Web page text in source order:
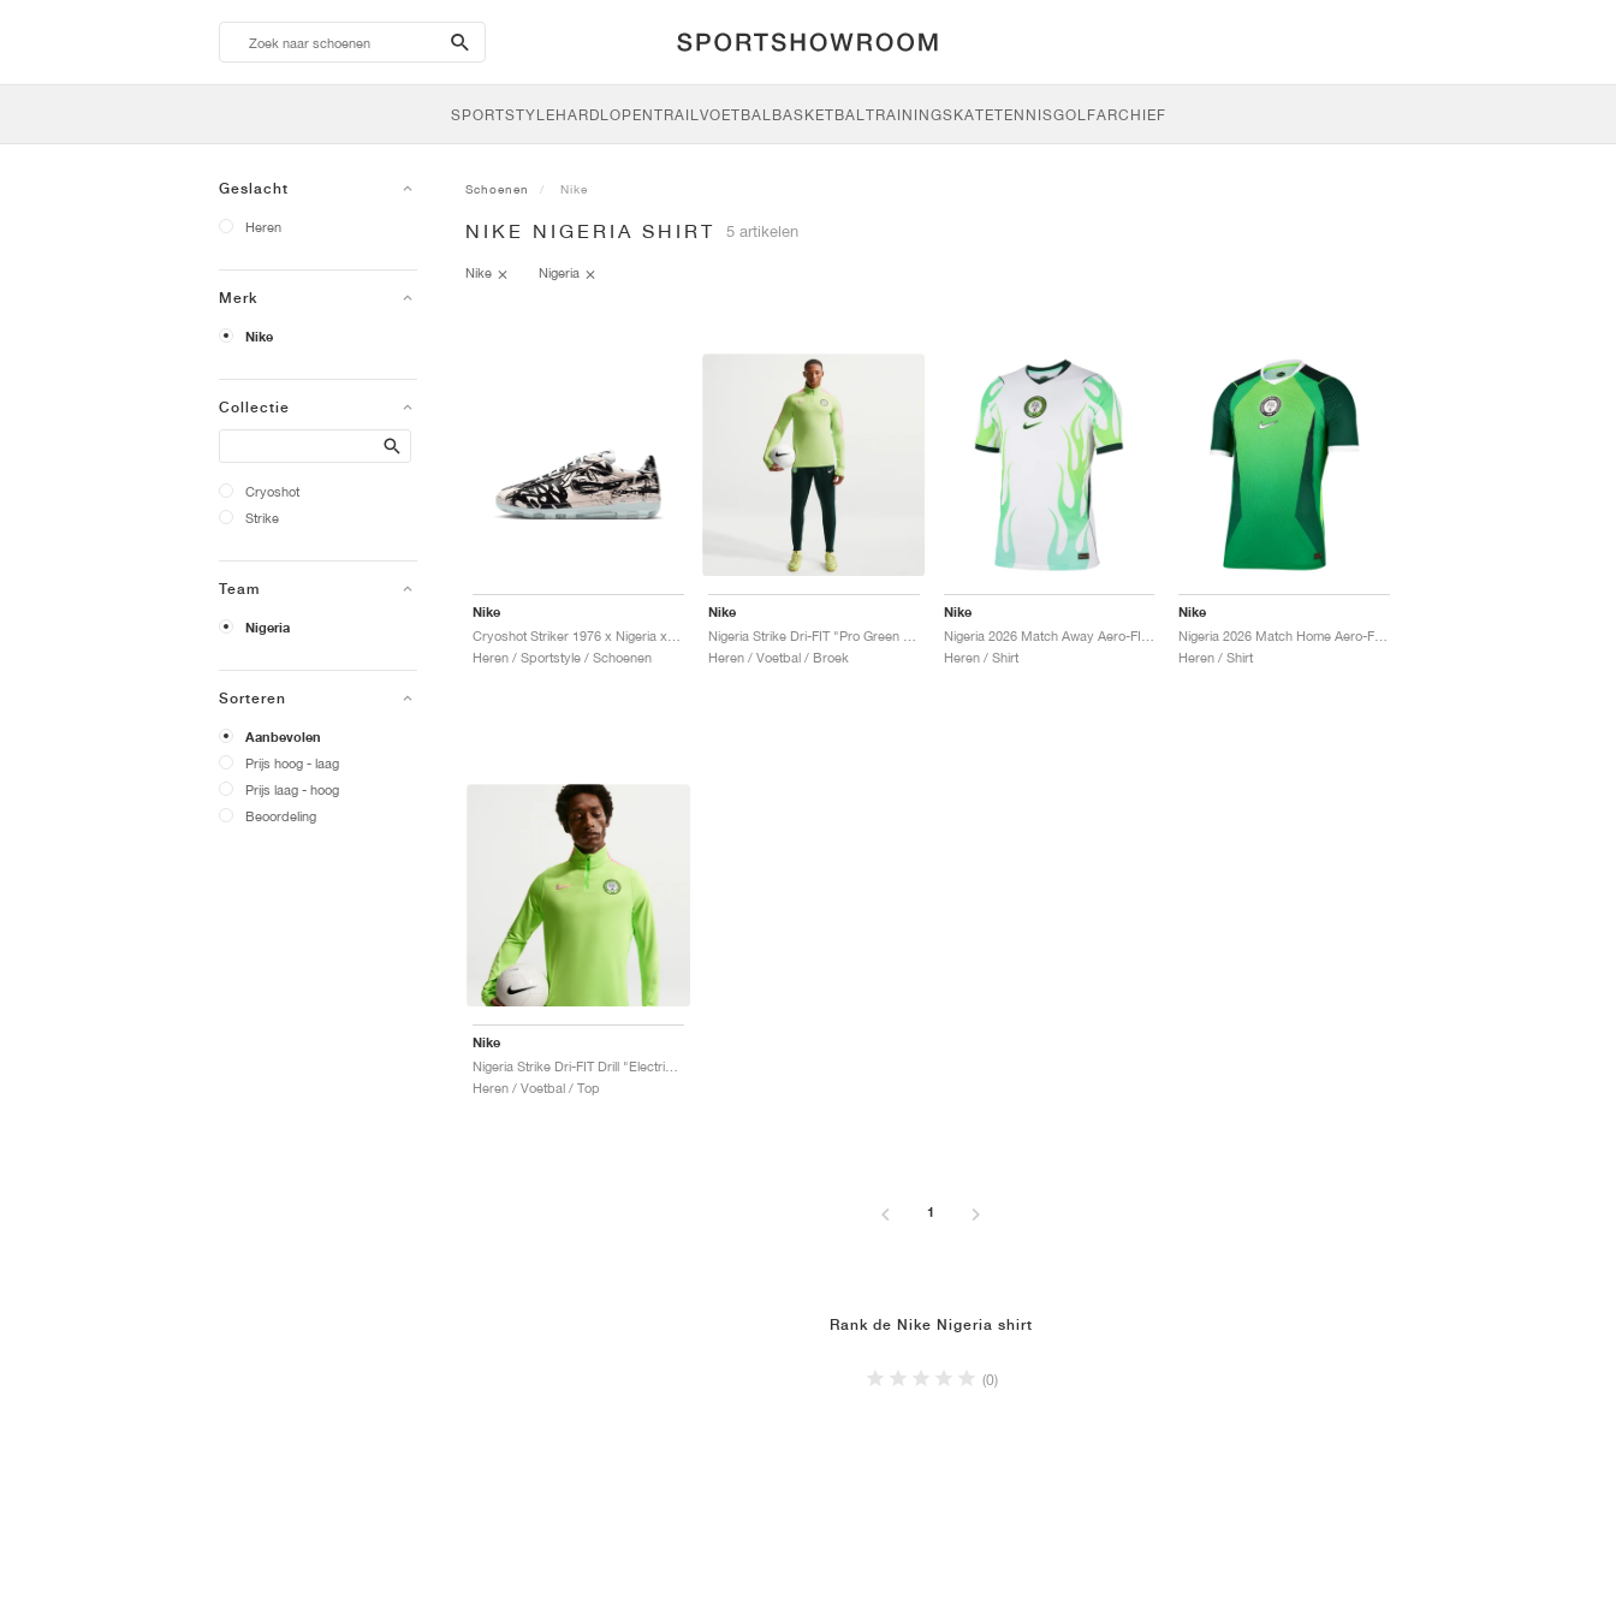
search-
btn
SPORTSTYLEHARDLOPENTRAILVOETBALBASKETBALTRAININGSKATETENNISGOLFARCHIEF
Geslacht
Heren
Merk
Nike
Collectie
Search
Cryoshot
Strike
Team
Nigeria
Sorteren
Aanbevolen
Prijs hoog - laag
Prijs laag - hoog
Beoordeling
Schoenen Nike
NIKE NIGERIA SHIRT 5 artikelen
Nike Nigeria
Nike
Heren / Sportstyle / Schoenen
Nike
Heren / Voetbal / Broek
Nike
Heren / Shirt
Nike
Heren / Shirt
Nike
Heren / Voetbal / Top
1
Rank de Nike Nigeria shirt
(0)